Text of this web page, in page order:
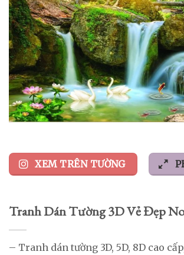
XEM TRÊN TƯỜNG
Tranh Dán Tường 3D Vẻ Đẹp
– Tranh dán tường 3D, 5D, 8D cao